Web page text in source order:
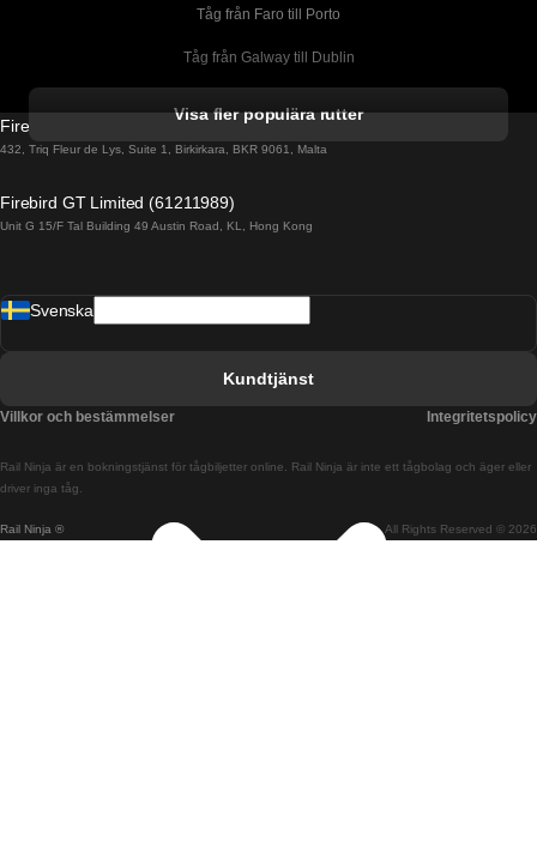
Tåg från Faro till Porto
Tåg från Galway till Dublin
Tåg från Porto till Faro
Tåg från Barcelona till Madrid
Tåg från Budapest till Bratislava
Visa fler populära rutter
Firebird GT Limited (OC 1451)
432, Triq Fleur de Lys, Suite 1, Birkirkara, BKR 9061, Malta
Firebird GT Limited (61211989)
Unit G 15/F Tal Building 49 Austin Road, KL, Hong Kong
Rail Ninja ® All Rights Reserved © 2026
Rail Ninja är en bokningstjänst för tågbiljetter online. Rail Ninja är inte ett tågbolag och äger eller
driver inga tåg.
Svenska
Kundtjänst
Villkor och bestämmelser Integritetspolicy